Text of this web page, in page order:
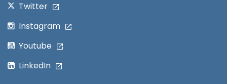
Twitter
Instagram
Youtube
LinkedIn